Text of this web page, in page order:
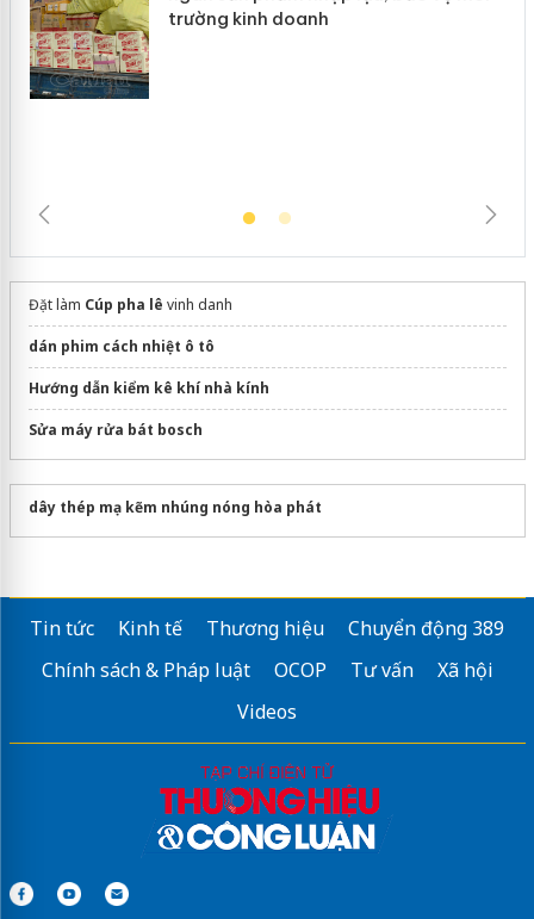
Đặt làm Cúp pha lê vinh danh
dán phim cách nhiệt ô tô
Hướng dẫn kiểm kê khí nhà kính
Sửa máy rửa bát bosch
dây thép mạ kẽm nhúng nóng hòa phát
Tin tức Kinh tế Thương hiệu
Chuyển động 389
Chính sách & Pháp luật
OCOP Tư vấn
Xã hội
Videos